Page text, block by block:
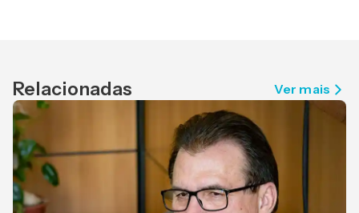
Relacionadas Ver mais